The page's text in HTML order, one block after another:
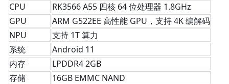
CPU
RK3566 A55 四核 64 位处理器 1.8GHz
GPU
ARM G522EE 高性能 GPU，支持 4K 编解码
NPU
支持 1T 算力
系统
Android 11
内存
LPDDR4 2GB
存储
16GB EMMC NAND